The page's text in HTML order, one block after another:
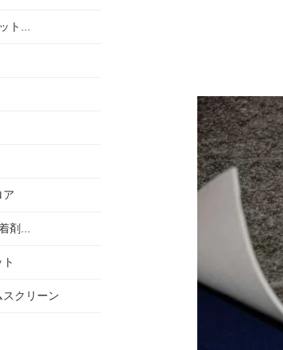
ト...
ア
剤...
クリーン